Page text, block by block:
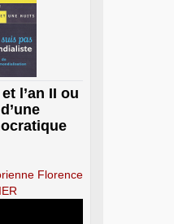
l’an II ou
Florence